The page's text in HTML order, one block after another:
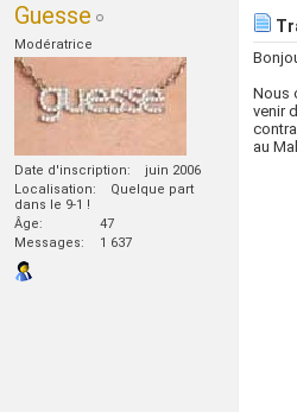
Guesse
Modératrice
Date d'inscription
juin 2006
Localisation
Quelque part
dans le 9-1 !
Âge
47
Messages
1 637
Nous
venir
au